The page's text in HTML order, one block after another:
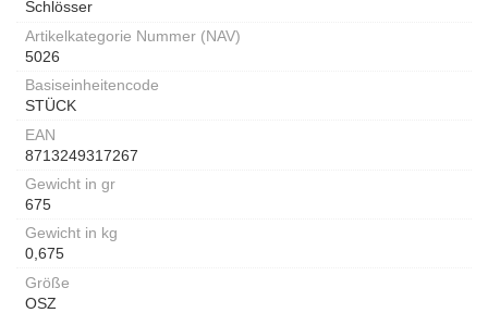
Schlösser
Artikelkategorie Nummer (NAV)
5026
Basiseinheitencode
STÜCK
EAN
8713249317267
Gewicht in gr
675
Gewicht in kg
0,675
Größe
OSZ